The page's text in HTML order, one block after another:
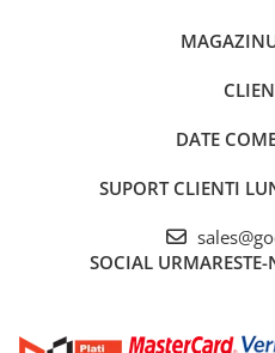
DATE
SUPORT CLIENTI
SOCIAL